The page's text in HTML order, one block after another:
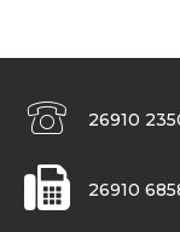
26910
26910